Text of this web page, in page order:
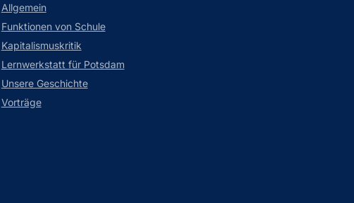
Allgemein
Funktionen von Schule
Kapitalismuskritik
Lernwerkstatt für Potsdam
Unsere Geschichte
Vorträge